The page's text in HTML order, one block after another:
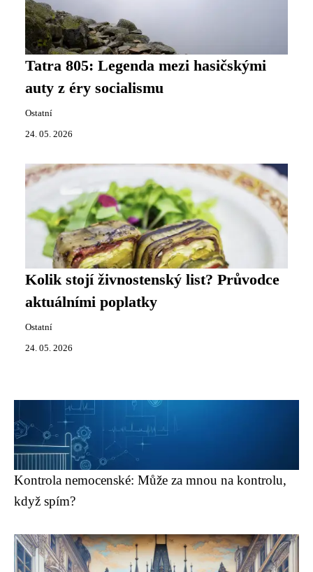
Tatra 805: Legenda mezi hasičskými
auty z éry socialismu
Ostatní
24. 05. 2026
Kolik stojí živnostenský list? Průvodce
aktuálními poplatky
Ostatní
24. 05. 2026
Kontrola nemocenské: Může za mnou na kontrolu,
když spím?